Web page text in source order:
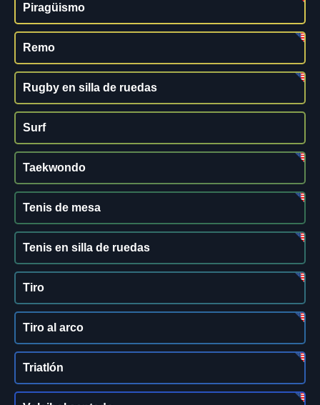
Piragüismo
Remo
Rugby en silla de ruedas
Surf
Taekwondo
Tenis de mesa
Tenis en silla de ruedas
Tiro
Tiro al arco
Triatlón